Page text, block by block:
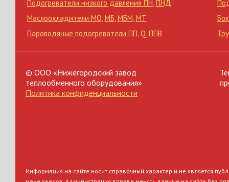
Подогреватели низкого давления ПН, ПНД
Маслоохладители МО,МБ,МБМ,МТ
Пароводяные подогреватели ПП,Q,ППВ
© ООО «Нижегородский завод
теплообменного оборудования»
Политика конфиденциальности
Информация на сайте носит справочный характер и не является